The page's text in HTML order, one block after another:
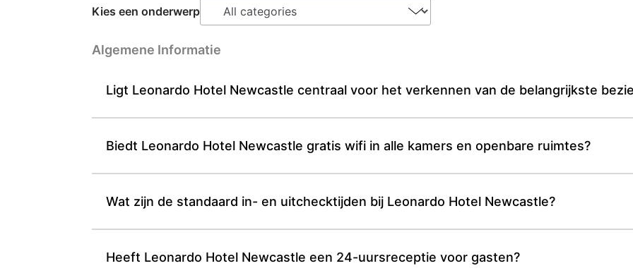
Kies een onderwerp
Algemene Informatie
Ligt Leonardo Hotel Newcastle centraal voor het verkennen van de belangrijkste
Biedt Leonardo Hotel Newcastle gratis wifi in alle kamers en openbare ruimtes?
Wat zijn de standaard in- en uitchecktijden bij Leonardo Hotel Newcastle?
Heeft Leonardo Hotel Newcastle een 24-uursreceptie voor gasten?